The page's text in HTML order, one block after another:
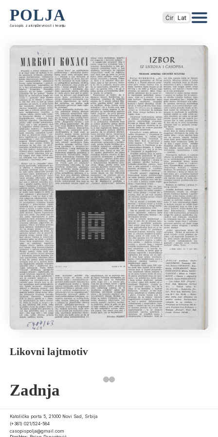
POLJA
časopis za književnost i teoriju
Ćir Lat
Likovni lajtmotiv
Zadnja
Katolička porta 5, 21000 Novi Sad, Srbija
(+381) 021/524-584
casopispolja@gmail.com